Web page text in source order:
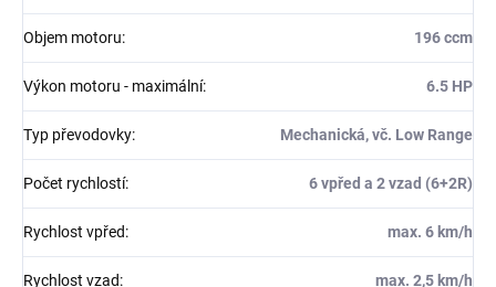
Objem motoru: 196 ccm
Výkon motoru - maximální: 6.5 HP
Typ převodovky: Mechanická, vč. Low Range
Počet rychlostí: 6 vpřed a 2 vzad (6+2R)
Rychlost vpřed: max. 6 km/h
Rychlost vzad: max. 2,5 km/h